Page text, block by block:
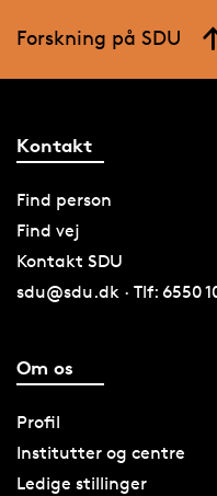
Forskning på SDU
Kontakt
Find person
Find vej
Kontakt SDU
sdu@sdu.dk · Tlf: 6550
Om os
Profil
Institutter og centre
Ledige stillinger